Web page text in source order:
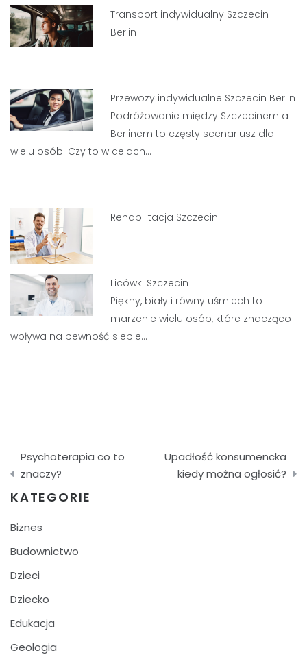
Transport indywidualny Szczecin
Berlin
Przewozy indywidualne Szczecin Berlin
Podróżowanie między Szczecinem a
Berlinem to częsty scenariusz dla
wielu osób. Czy to w celach…
Rehabilitacja Szczecin
Licówki Szczecin
Piękny, biały i równy uśmiech to
marzenie wielu osób, które znacząco
wpływa na pewność siebie…
Nawigacja
wpisu
Psychoterapia co to
znaczy?
Upadłość konsumencka
kiedy można ogłosić?
KATEGORIE
Biznes
Budownictwo
Dzieci
Dziecko
Edukacja
Geologia